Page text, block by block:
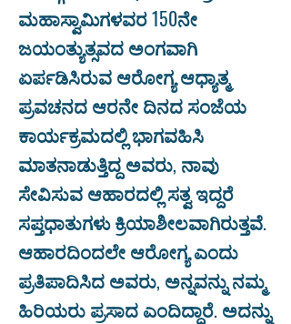
ಮಹಾಸ್ವಾಮಿಗಳವರ 150ನೇ
ಜಯಂತ್ಯುತ್ಸವದ ಅಂಗವಾಗಿ
ಏರ್ಪಡಿಸಿರುವ ಆರೋಗ್ಯ ಆಧ್ಯಾತ್ಮ
ಪ್ರವಚನದ ಆರನೇ ದಿನದ ಸಂಜೆಯ
ಕಾರ್ಯಕ್ರಮದಲ್ಲಿ ಭಾಗವಹಿಸಿ
ಮಾತನಾಡುತ್ತಿದ್ದ ಅವರು, ನಾವು
ಸೇವಿಸುವ ಆಹಾರದಲ್ಲಿ ಸತ್ವ ಇದ್ದರೆ
ಸಪ್ತಧಾತುಗಳು ಕ್ರಿಯಾಶೀಲವಾಗಿರುತ್ತವೆ.
ಆಹಾರದಿಂದಲೇ ಆರೋಗ್ಯ ಎಂದು
ಪ್ರತಿಪಾದಿಸಿದ ಅವರು, ಅನ್ನವನ್ನು ನಮ್ಮ
ಹಿರಿಯರು ಪ್ರಸಾದ ಎಂದಿದ್ದಾರೆ. ಅದನ್ನು